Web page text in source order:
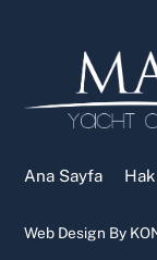
Ana Sayfa
Web Design By